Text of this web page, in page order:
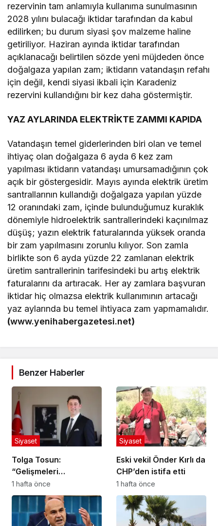
rezervinin tam anlamıyla kullanıma sunulmasının
2028 yılını bulacağı iktidar tarafından da kabul
edilirken; bu durum siyasi şov malzeme haline
getiriliyor. Haziran ayında iktidar tarafından
açıklanacağı belirtilen sözde yeni müjdeden önce
doğalgaza yapılan zam; iktidarın vatandaşın refahı
için değil, kendi siyasi ikbali için Karadeniz
rezervini kullandığını bir kez daha göstermiştir.
YAZ AYLARINDA ELEKTRİKTE ZAMMI KAPIDA
Vatandaşın temel giderlerinden biri olan ve temel
ihtiyaç olan doğalgaza 6 ayda 6 kez zam
yapılması iktidarın vatandaşı umursamadığının çok
açık bir göstergesidir. Mayıs ayında elektrik üretim
santrallarının kullandığı doğalgaza yapılan yüzde
12 oranındaki zam, içinde bulunduğumuz kuraklık
dönemiyle hidroelektrik santrallerindeki kaçınılmaz
düşüş; yazın elektrik faturalarında yüksek oranda
bir zam yapılmasını zorunlu kılıyor. Son zamla
birlikte son 6 ayda yüzde 22 zamlanan elektrik
üretim santrallerinin tarifesindeki bu artış elektrik
faturalarını da artıracak. Her ay zamlara başvuran
iktidar hiç olmazsa elektrik kullanımının artacağı
yaz aylarında bu temel ihtiyaca zam yapmamalıdır.
(www.yenihabergazetesi.net)
Benzer Haberler
Tolga Tosun:
“Gelişmeleri
değerlendiriyorum”
Siyaset
1 hafta önce
Eski vekil Önder Kırlı da
CHP’den istifa etti
Siyaset
1 hafta önce